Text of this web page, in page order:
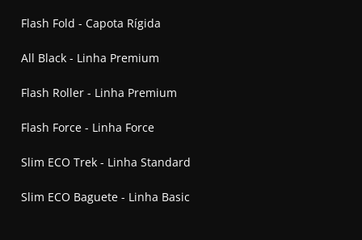
Flash Fold - Capota Rígida
All Black - Linha Premium
Flash Roller - Linha Premium
Flash Force - Linha Force
Slim ECO Trek - Linha Standard
Slim ECO Baguete - Linha Basic